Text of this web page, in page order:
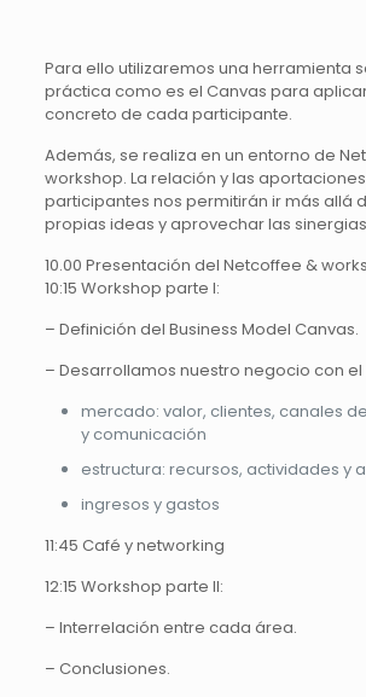
Para ello utilizaremos una herramienta
práctica como es el Canvas para
concreto de cada participante.
Además, se realiza en un entorno de
workshop. La relación y las
participantes nos permitirán ir más allá
propias ideas y aprovechar las
10.00 Presentación del Netcoffee &
10:15 Workshop parte I:
– Definición del Business Model Canvas.
– Desarrollamos nuestro negocio con
mercado: valor, clientes, canales
y comunicación
estructura: recursos, actividades y
ingresos y gastos
11:45 Café y networking
12:15 Workshop parte II:
– Interrelación entre cada área.
– Conclusiones.